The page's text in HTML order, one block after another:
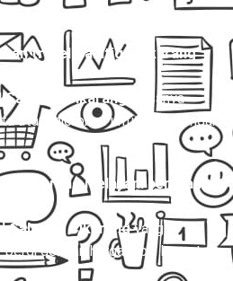
travel Salatiga Cikarang
Cikarang
biasanya
atau microbus untuk rombongan
Cikarang melayani perjalanan
Salatiga Cikarangyang
pergi dengan harga lebih hemat.